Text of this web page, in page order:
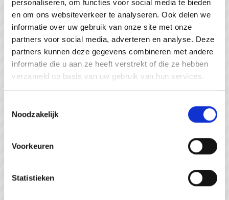
personaliseren, om functies voor social media te bieden
en om ons websiteverkeer te analyseren. Ook delen we
informatie over uw gebruik van onze site met onze
partners voor social media, adverteren en analyse. Deze
partners kunnen deze gegevens combineren met andere
informatie die u aan ze heeft verstrekt of die ze hebben
verzameld op basis van uw gebruik van hun services.
Noodzakelijk
Voorkeuren
Statistieken
#WeZienJeHierGraag